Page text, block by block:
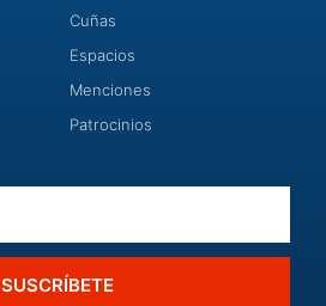
Cuñas
Espacios
Menciones
Patrocinios
SUSCRÍBETE